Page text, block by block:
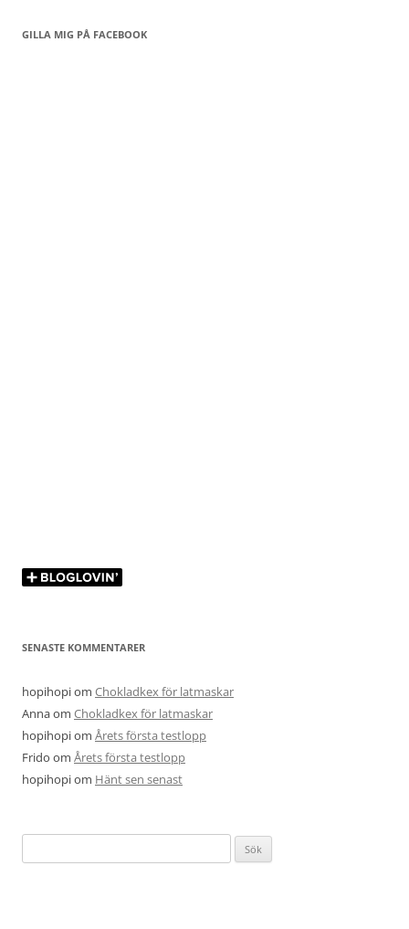
GILLA MIG PÅ FACEBOOK
SENASTE KOMMENTARER
hopihopiom Chokladkex för latmaskar
Annaom Chokladkex för latmaskar
hopihopiom Årets första testlopp
Frido om Årets första testlopp
hopihopiom Hänt sen senast
efter: